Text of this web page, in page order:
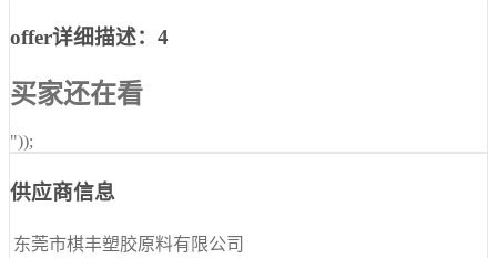
offer详细描述：4
买家还在看
"));
供应商信息
东莞市棋丰塑胶原料有限公司